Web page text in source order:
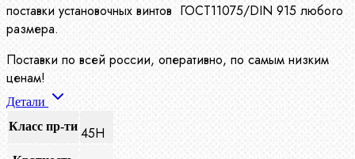
поставки установочных винтов ГОСТ11075/DIN 915 любого
размера.
Поставки по всей россии, оперативно, по самым низким
ценам!
Детали
Класс пр-ти 45Н